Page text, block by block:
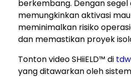
berkembang. Dengan
memungkinkan aktivasi
meminimalkan risiko
dan memastikan proyek
Tonton video SHiiELD™ di
yang ditawarkan oleh